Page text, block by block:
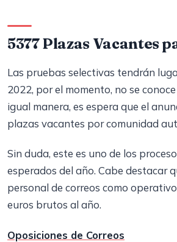
5377 Plazas Vacantes
Las pruebas selectivas tendrán
2022, por el momento, no se
igual manera, es espera que el
plazas vacantes por comunidad
Sin duda, este es uno de los
esperados del año. Cabe destacar
personal de correos como
euros brutos al año.
Oposiciones de Correos